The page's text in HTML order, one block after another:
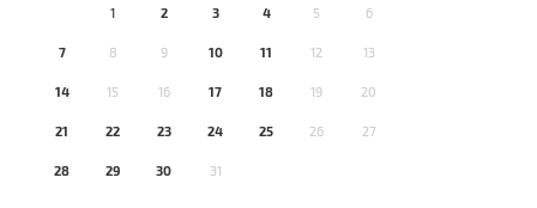
1 2 3 4 5 6
7 8 9 10 11 12 13
14 15 16 17 18 19 20
21 22 23 24 25 26 27
28 29 30 31